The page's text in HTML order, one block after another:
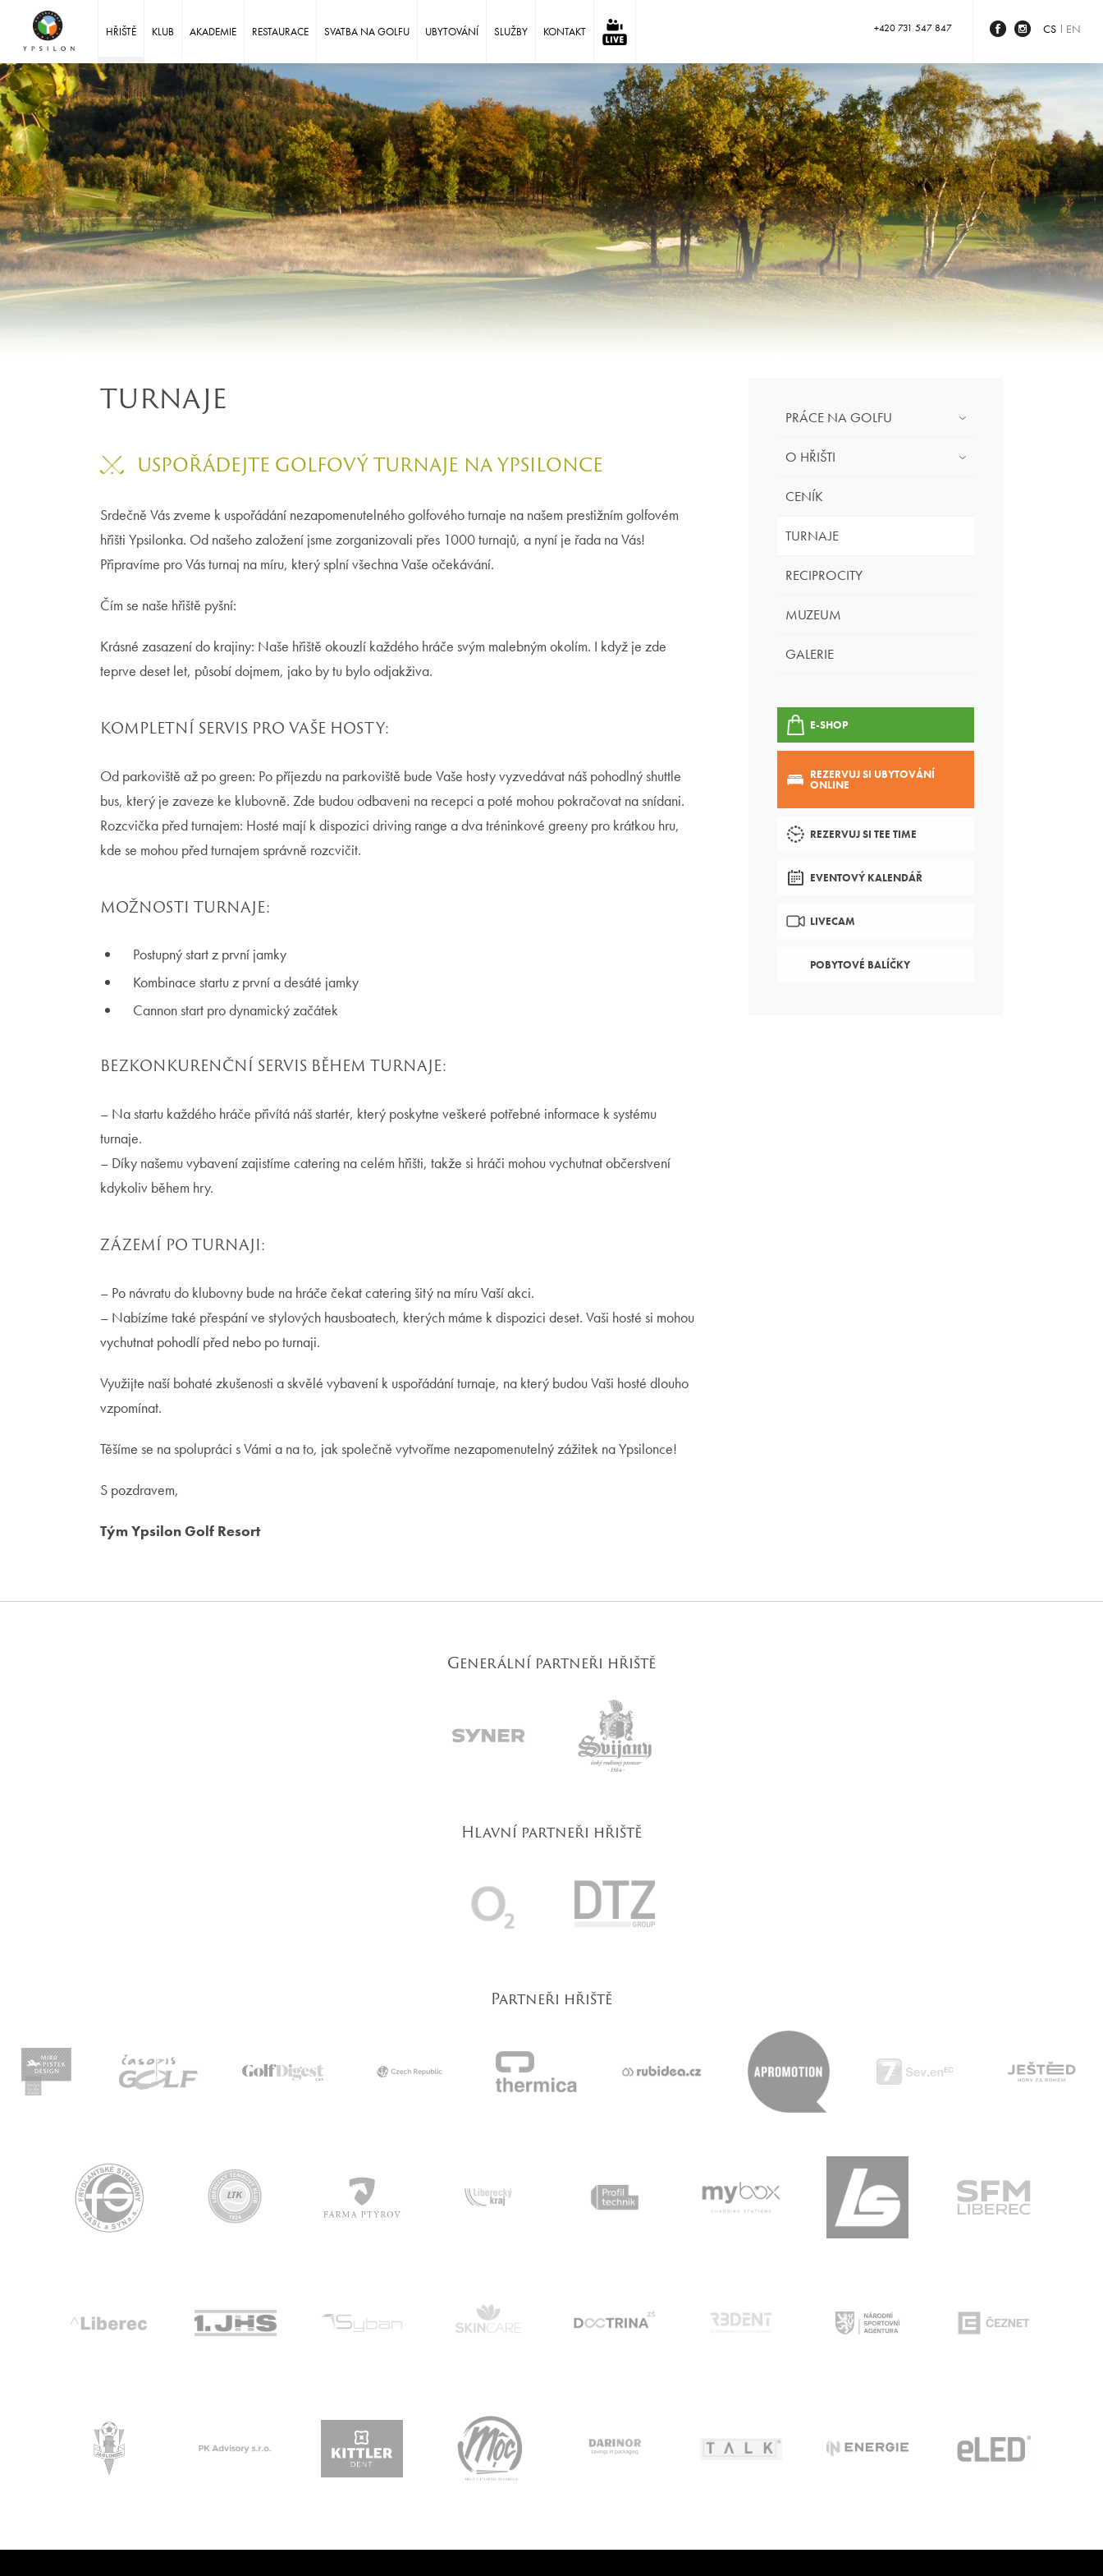
CS EN
+420 731 547 847
HŘIŠTĚ KLUB AKADEMIE RESTAURACE SVATBA NA GOLFU UBYTOVÁNÍ SLUŽBY KONTAKT ⠀
TURNAJE
USPOŘÁDEJTE GOLFOVÝ TURNAJE NA YPSILONCE
Srdečně Vás zveme k uspořádání nezapomenutelného golfového turnaje na našem prestižním golfovém
hřišti Ypsilonka. Od našeho založení jsme zorganizovali přes 1000 turnajů, a nyní je řada na Vás!
Připravíme pro Vás turnaj na míru, který splní všechna Vaše očekávání.
Čím se naše hřiště pyšní:
Krásné zasazení do krajiny: Naše hřiště okouzlí každého hráče svým malebným okolím. I když je zde
teprve deset let, působí dojmem, jako by tu bylo odjakživa.
KOMPLETNÍ SERVIS PRO VAŠE HOSTY:
Od parkoviště až po green: Po příjezdu na parkoviště bude Vaše hosty vyzvedávat náš pohodlný shuttle
bus, který je zaveze ke klubovně. Zde budou odbaveni na recepci a poté mohou pokračovat na snídani.
Rozcvička před turnajem: Hosté mají k dispozici driving range a dva tréninkové greeny pro krátkou hru,
kde se mohou před turnajem správně rozcvičit.
MOŽNOSTI TURNAJE:
Postupný start z první jamky
Kombinace startu z první a desáté jamky
Cannon start pro dynamický začátek
BEZKONKURENČNÍ SERVIS BĚHEM TURNAJE:
– Na startu každého hráče přivítá náš startér, který poskytne veškeré potřebné informace k systému
turnaje.
– Díky našemu vybavení zajistíme catering na celém hřišti, takže si hráči mohou vychutnat občerstvení
kdykoliv během hry.
ZÁZEMÍ PO TURNAJI:
– Po návratu do klubovny bude na hráče čekat catering šitý na míru Vaší akci.
– Nabízíme také přespání ve stylových hausboatech, kterých máme k dispozici deset. Vaši hosté si mohou
vychutnat pohodlí před nebo po turnaji.
Využijte naší bohaté zkušenosti a skvělé vybavení k uspořádání turnaje, na který budou Vaši hosté dlouho
vzpomínat.
Těšíme se na spolupráci s Vámi a na to, jak společně vytvoříme nezapomenutelný zážitek na Ypsilonce!
S pozdravem,
Tým Ypsilon Golf Resort
PRÁCE NA GOLFU
O HŘIŠTI
CENÍK
TURNAJE
RECIPROCITY
MUZEUM
GALERIE
E-SHOP
REZERVUJ SI UBYTOVÁNÍ
ONLINE
REZERVUJ SI TEE TIME
EVENTOVÝ KALENDÁŘ
LIVECAM
POBYTOVÉ BALÍČKY
Generální partneři hřiště
Hlavní partneři hřiště
Partneři hřiště